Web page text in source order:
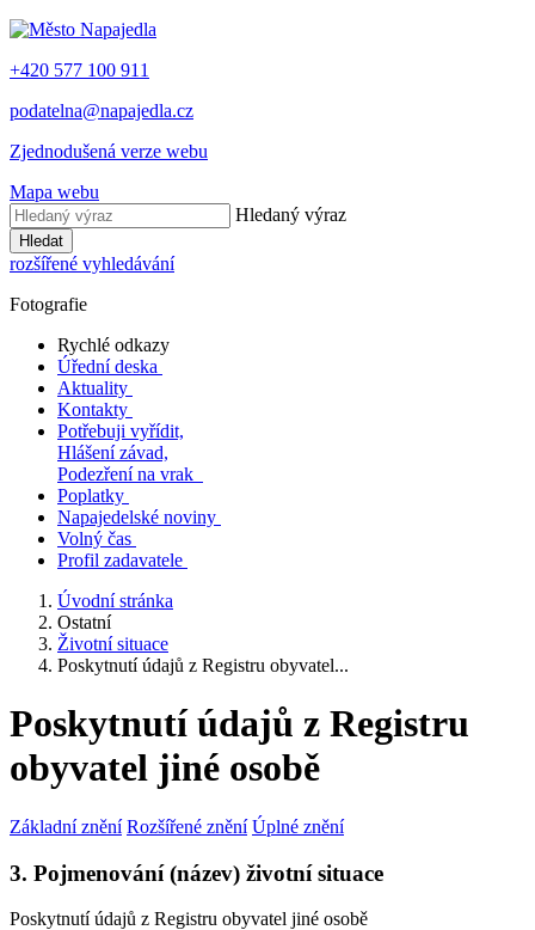
+420 577 100 911
podatelna@napajedla.cz
Zjednodušená verze webu
Mapa webu
Hledaný výraz
Hledat
rozšířené vyhledávání
Fotografie
Rychlé odkazy
Úřední deska
Aktuality
Kontakty
Potřebuji vyřídit,
Hlášení závad,
Podezření na vrak
Poplatky
Napajedelské noviny
Volný čas
Profil zadavatele
Úvodní stránka
Ostatní
Životní situace
Poskytnutí údajů z Registru obyvatel...
Poskytnutí údajů z Registru
obyvatel jiné osobě
Základní znění Rozšířené znění Úplné znění
3. Pojmenování (název) životní situace
Poskytnutí údajů z Registru obyvatel jiné osobě